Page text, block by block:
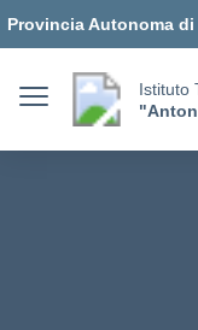
Provincia Autonoma di
dell'Istruzione e del
Istituto